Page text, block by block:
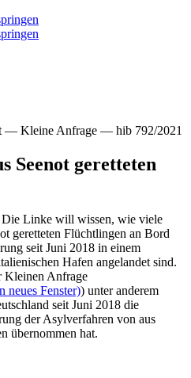
— Kleine Anfrage — hib 792/2021
Seenot geretteten
Linke will wissen, wie viele
geretteten Flüchtlingen an Bord
seit Juni 2018 in einem
Hafen angelandet sind.
Kleinen Anfrage
neues Fenster)) unter anderem
seit Juni 2018 die
der Asylverfahren von aus
übernommen hat.